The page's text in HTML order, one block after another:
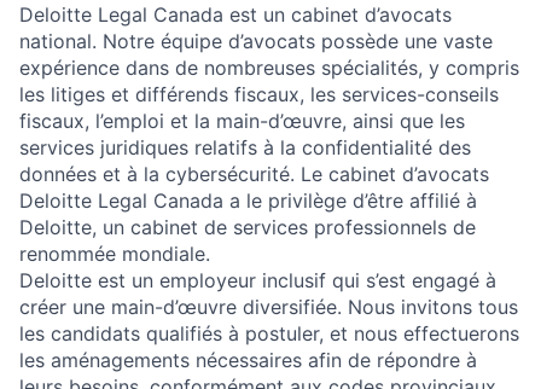
Deloitte Legal Canada est un cabinet d’avocats
national. Notre équipe d’avocats possède une vaste
expérience dans de nombreuses spécialités, y compris
les litiges et différends fiscaux, les services-conseils
fiscaux, l’emploi et la main-d’œuvre, ainsi que les
services juridiques relatifs à la confidentialité des
données et à la cybersécurité. Le cabinet d’avocats
Deloitte Legal Canada a le privilège d’être affilié à
Deloitte, un cabinet de services professionnels de
renommée mondiale.
Deloitte est un employeur inclusif qui s’est engagé à
créer une main-d’œuvre diversifiée. Nous invitons tous
les candidats qualifiés à postuler, et nous effectuerons
les aménagements nécessaires afin de répondre à